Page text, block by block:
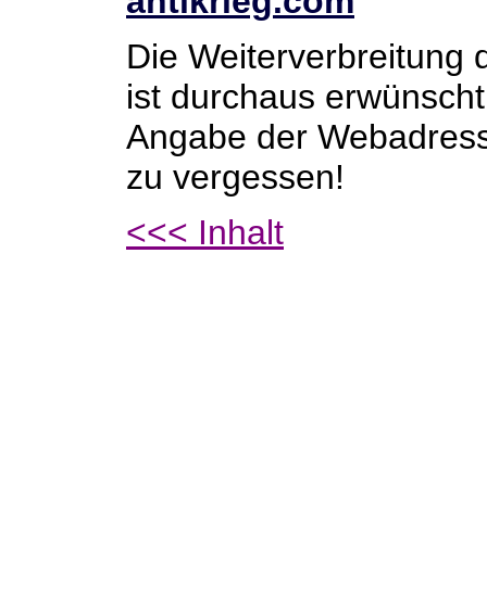
Die Weiterverbreitung
ist durchaus
Angabe der
zu vergessen!
<<< Inhalt